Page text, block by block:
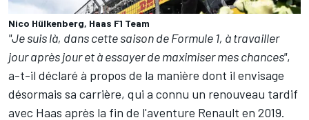
Nico Hülkenberg, Haas F1 Team
"Je suis là, dans cette saison de Formule 1, à travailler
jour après jour et à essayer de maximiser mes chances",
a-t-il déclaré à propos de la manière dont il envisage
désormais sa carrière, qui a connu un renouveau tardif
avec Haas après la fin de l'aventure Renault en 2019.